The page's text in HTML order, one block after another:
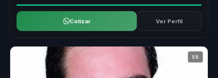
Cotizar Ver Perfil
ES